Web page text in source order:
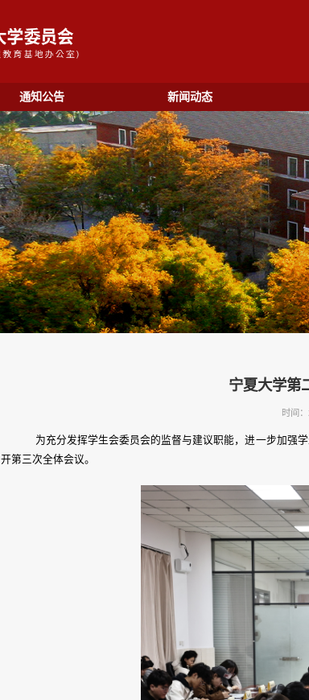
通知公告 新闻动态
宁夏大学第
时间
为充分发挥学生会委员会的监督与建议职能，进一步加强
开第三次全体会议。